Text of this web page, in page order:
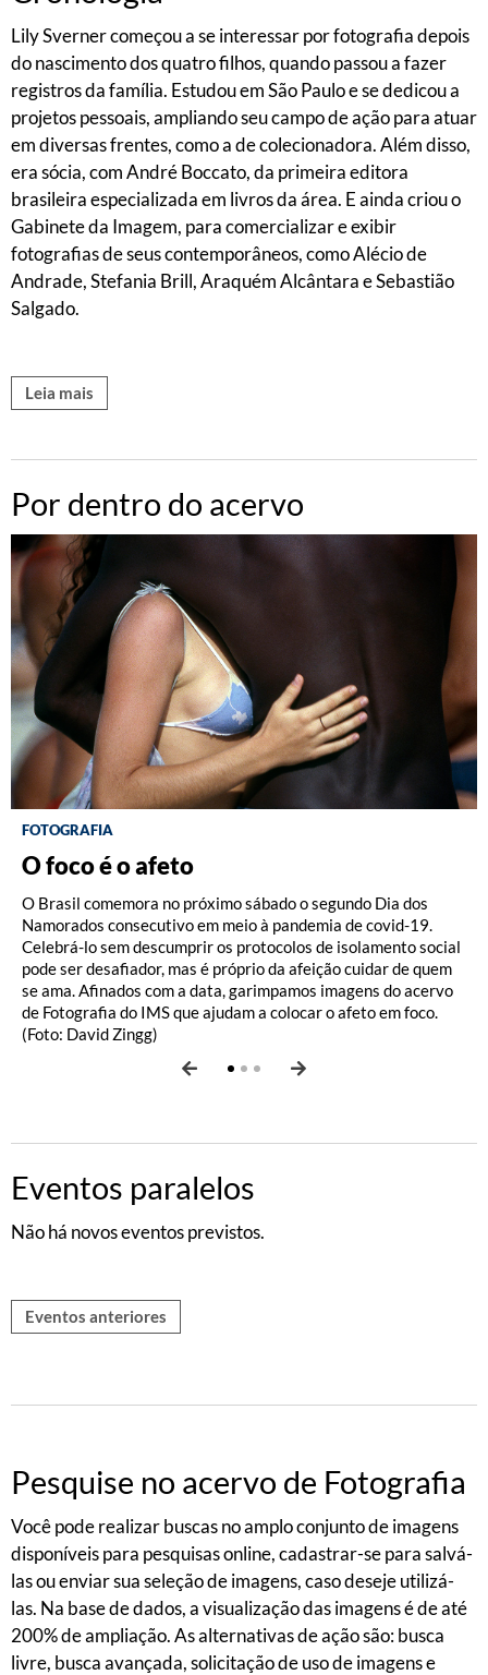
Lily Sverner começou a se interessar por fotografia depois
do nascimento dos quatro filhos, quando passou a fazer
registros da família. Estudou em São Paulo e se dedicou a
projetos pessoais, ampliando seu campo de ação para atuar
em diversas frentes, como a de colecionadora. Além disso,
era sócia, com André Boccato, da primeira editora
brasileira especializada em livros da área. E ainda criou o
Gabinete da Imagem, para comercializar e exibir
fotografias de seus contemporâneos, como Alécio de
Andrade, Stefania Brill, Araquém Alcântara e Sebastião
Salgado.
Leia mais
Por dentro do acervo
FOTOGRAFIA
O foco é o afeto
O Brasil comemora no próximo sábado o segundo Dia dos
Namorados consecutivo em meio à pandemia de covid-19.
Celebrá-lo sem descumprir os protocolos de isolamento social
pode ser desafiador, mas é próprio da afeição cuidar de quem
se ama. Afinados com a data, garimpamos imagens do acervo
de Fotografia do IMS que ajudam a colocar o afeto em foco.
(Foto: David Zingg)
PRIMEIRA VISTA
O silêncio
Na seção Primeira Vista, que traz textos de ficção inéditos
escritos a partir de fotografias selecionadas no acervo do IMS,
a solidão estampada numa das imagens da série “Nomes”, feita
pela fotógrafaLily Sverner (1934-2016) em dois asilos,
inspirou o conto “O silêncio”, deArthur Dapieve.
FOTOGRAFIA
Lily Sverner (1934-2016)
Na sérieNomes, pertencente ao acervo do IMS desde 2005, a
fotógrafa Lily Sverner, que morreu dia 29 de outubro, aos 82
anos, aborda com delicadeza a questão da solidão e do
abandono dos idosos. O conjunto de retratos em preto e
branco foi feito entre 1989 e 1991 em dois asilos, um em São
Paulo, outro em Itatiba, cidade onde ela morava.
Eventos paralelos
Não há novos eventos previstos.
Eventos anteriores
Pesquise no acervo de Fotografia
Você pode realizar buscas no amplo conjunto de imagens
disponíveis para pesquisas online, cadastrar-se para salvá-
las ou enviar sua seleção de imagens, caso deseje utilizá-
las. Na base de dados, a visualização das imagens é de até
200% de ampliação. As alternativas de ação são: busca
livre, busca avançada, solicitação de uso de imagens e